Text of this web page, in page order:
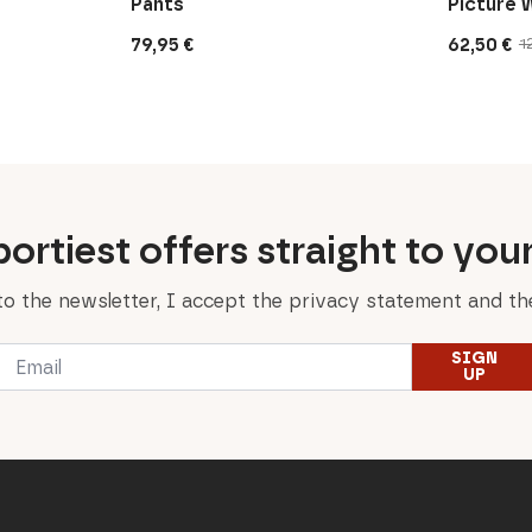
79,95 €
Original
62,50 €
Current
offers straight to
the newsletter, I accept the privacy statement and
SIGN
UP